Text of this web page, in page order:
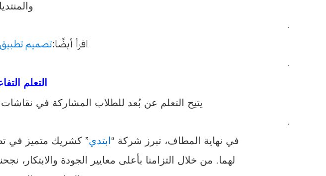
.
اقرأ أيضًا:تصميم
.
التعلم
يتيح التعلم عن بُعد للطلاب المشاركة في نقاشات
.
في نهاية المطاف، تبرز شركة “ابتدي” كشريك متميز في
لهما. من خلال التزامنا بأعلى معايير الجودة والابتكار،